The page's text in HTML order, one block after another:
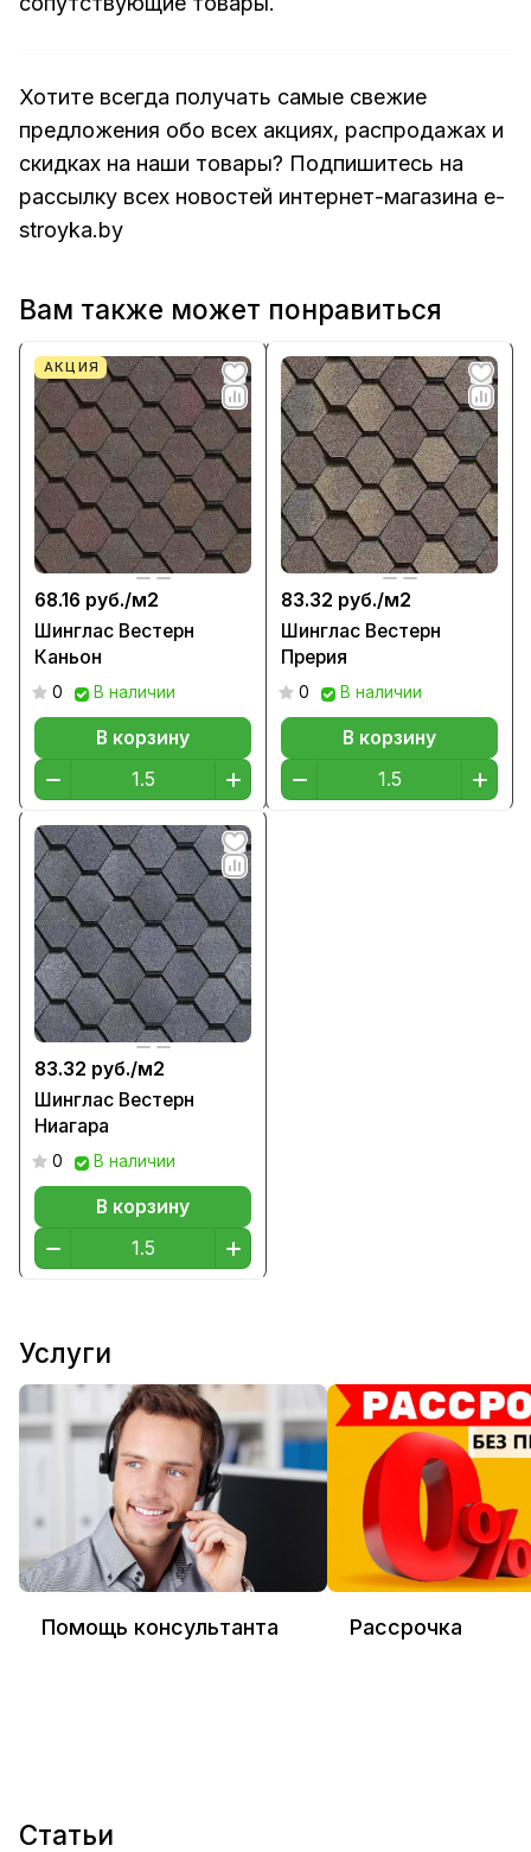
Хотите всегда получать самые свежие
предложения обо всех акциях, распродажах и
скидках на наши товары? Подпишитесь на
рассылку всех новостей интернет-магазина e-
stroyka.by
Вам также может понравиться
АКЦИЯ
68.16 руб./м2
Шинглас Вестерн
Каньон
0 В наличии
В корзину
83.32 руб./м2
Шинглас Вестерн
Прерия
0 В наличии
В корзину
83.32 руб./м2
Шинглас Вестерн
Ниагара
0 В наличии
В корзину
Услуги
Помощь консультанта Рассрочка
Статьи